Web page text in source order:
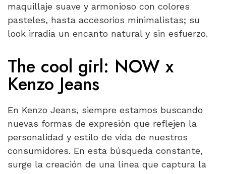
maquillaje suave y armonioso con colores
pasteles, hasta accesorios minimalistas; su
look irradia un encanto natural y sin esfuerzo.
The cool girl: NOW x
Kenzo Jeans
En Kenzo Jeans, siempre estamos buscando
nuevas formas de expresión que reflejen la
personalidad y estilo de vida de nuestros
consumidores. En esta búsqueda constante,
surge la creación de una línea que captura la